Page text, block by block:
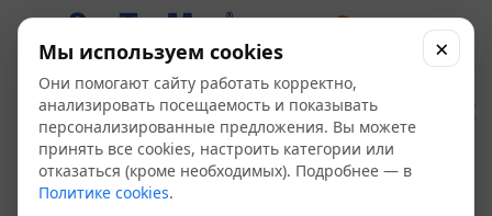
Затвор дисковый
поворотный Ду 80*16
HORNHOF HB 303
Мы используем cookies
Они помогают сайту работать корректно,
анализировать посещаемость и показывать
персонализированные предложения. Вы можете
принять все cookies, настроить категории или
отказаться (кроме необходимых). Подробнее — в
Политике cookies.
×